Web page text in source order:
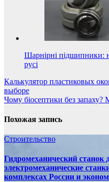
Шарнірні підшипники:
русі
Навигация
по
Калькулятор пластиковых
выборе
Чому біосептики без запаху?
Похожая запись
Строительство
Гидромеханический
электромеханические
комплексах России и